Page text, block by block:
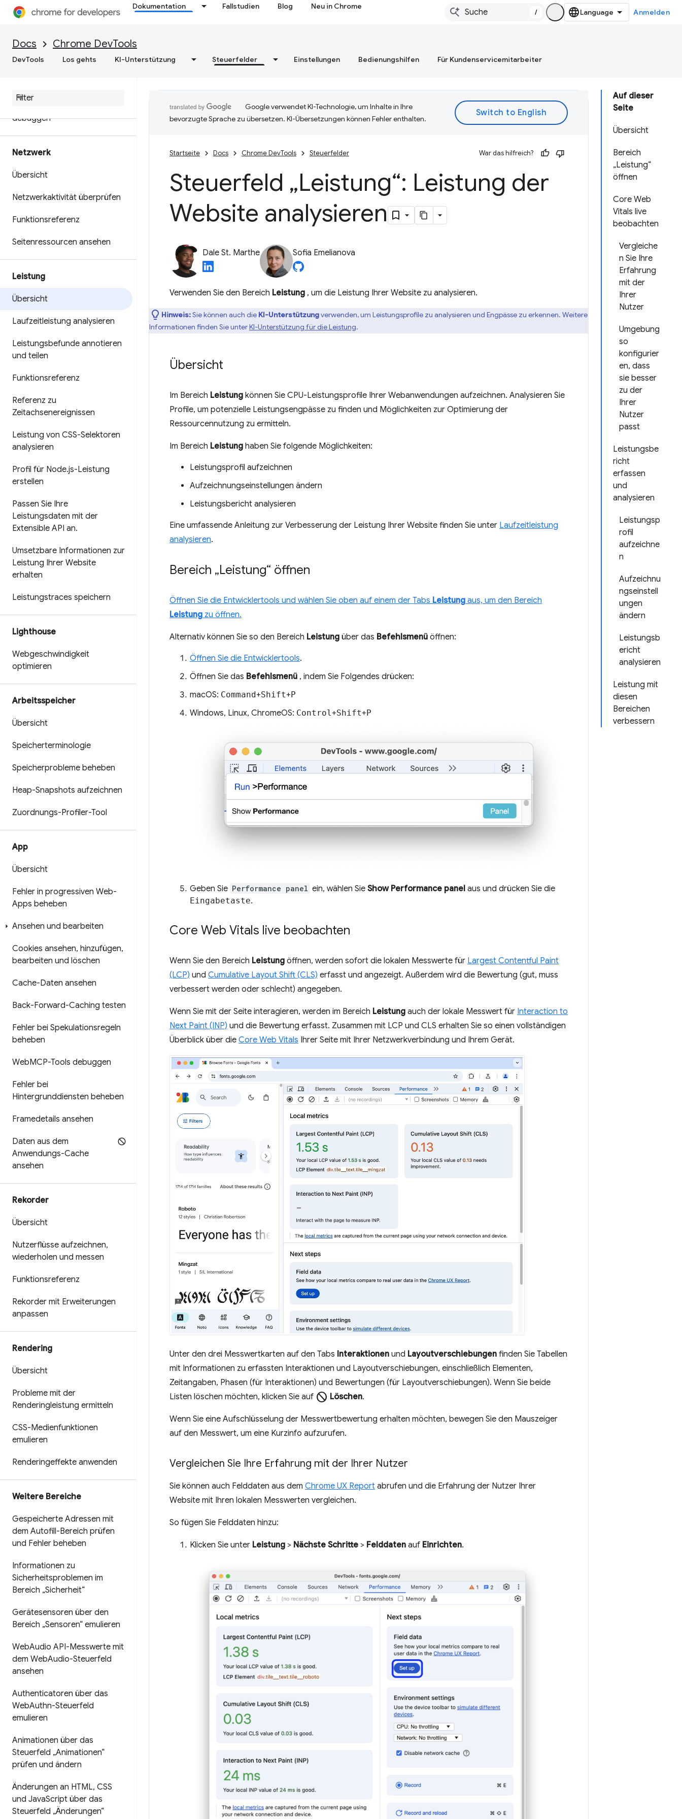
Dokumentation Fallstudien Blog Neu in Chrome
/ Anmelden
Docs Chrome DevTools
DevTools Los gehts KI-Unterstützung Steuerfelder Einstellungen Bedienungshilfen Für Kundenservicemitarbeiter
Antwortheader lokal
überschreiben
debuggen
Netzwerk
Übersicht
Netzwerkaktivität überprüfen
Funktionsreferenz
Seitenressourcen ansehen
Leistung
Übersicht
Laufzeitleistung analysieren
Leistungsbefunde annotieren
und teilen
Funktionsreferenz
Referenz zu
Zeitachsenereignissen
Leistung von CSS-Selektoren
analysieren
Profil für Node.js-Leistung
erstellen
Passen Sie Ihre
Leistungsdaten mit der
Extensible API an.
Umsetzbare Informationen zur
Leistung Ihrer Website
erhalten
Leistungstraces speichern
Lighthouse
Webgeschwindigkeit
optimieren
Arbeitsspeicher
Übersicht
Speicherterminologie
Speicherprobleme beheben
Heap-Snapshots aufzeichnen
Zuordnungs-Profiler-Tool
App
Übersicht
Fehler in progressiven Web-
Apps beheben
Ansehen und bearbeiten
Cookies ansehen, hinzufügen,
bearbeiten und löschen
Cache-Daten ansehen
Back-Forward-Caching testen
Fehler bei Spekulationsregeln
beheben
WebMCP-Tools debuggen
Fehler bei
Hintergrunddiensten beheben
Framedetails ansehen
Daten aus dem
Anwendungs-Cache
ansehen
Rekorder
Übersicht
Nutzerflüsse aufzeichnen,
wiederholen und messen
Funktionsreferenz
Rekorder mit Erweiterungen
anpassen
Rendering
Übersicht
Probleme mit der
Renderingleistung ermitteln
CSS-Medienfunktionen
emulieren
Renderingeffekte anwenden
Weitere Bereiche
Gespeicherte Adressen mit
dem Autofill-Bereich prüfen
und Fehler beheben
Informationen zu
Sicherheitsproblemen im
Bereich „Sicherheit“
Gerätesensoren über den
Bereich „Sensoren“ emulieren
WebAudio API-Messwerte mit
dem WebAudio-Steuerfeld
ansehen
Authenticatoren über das
WebAuthn-Steuerfeld
emulieren
Animationen über das
Steuerfeld „Animationen“
prüfen und ändern
Änderungen an HTML, CSS
und JavaScript über das
Steuerfeld „Änderungen“
Auf dieser
Seite
Übersicht
Bereich
„Leistung“
öffnen
Core Web
Vitals live
beobachten
Vergleiche
n Sie Ihre
Erfahrung
mit der
Ihrer
Nutzer
Umgebung
so
konfigurier
en, dass
sie besser
zu der
Ihrer
Nutzer
passt
Leistungsbe
richt
erfassen
und
analysieren
Leistungsp
rofil
aufzeichne
n
Aufzeichnu
ngseinstell
ungen
ändern
Leistungsb
ericht
analysieren
Leistung mit
diesen
Bereichen
verbessern
Google verwendet KI-Technologie, um Inhalte in Ihre
bevorzugte Sprache zu übersetzen. KI-Übersetzungen können Fehler enthalten.
Startseite Docs Chrome DevTools Steuerfelder War das hilfreich?
Steuerfeld „Leistung“: Leistung der
Website analysieren
Dale St. Marthe Sofia Emelianova
Verwenden Sie den Bereich Leistung , um die Leistung Ihrer Website zu analysieren.
Hinweis:Sie können auch die KI-Unterstützungverwenden, um Leistungsprofile zu analysieren und Engpässe zu erkennen. Weitere
Informationen finden Sie unterKI-Unterstützung für die Leistung.
Übersicht
Im Bereich Leistung können Sie CPU-Leistungsprofile Ihrer Webanwendungen aufzeichnen. Analysieren Sie
Profile, um potenzielle Leistungsengpässe zu finden und Möglichkeiten zur Optimierung der
Ressourcennutzung zu ermitteln.
Im Bereich Leistung haben Sie folgende Möglichkeiten:
Leistungsprofil aufzeichnen
Aufzeichnungseinstellungen ändern
Leistungsbericht analysieren
Eine umfassende Anleitung zur Verbesserung der Leistung Ihrer Website finden Sie unter Laufzeitleistung
analysieren.
Bereich „Leistung“ öffnen
Öffnen Sie die Entwicklertools und wählen Sie oben auf einem der Tabs Leistung aus, um den Bereich
Leistung zu öffnen.
Alternativ können Sie so den Bereich Leistung über das Befehlsmenü öffnen:
Öffnen Sie die Entwicklertools.
Öffnen Sie das Befehlsmenü , indem Sie Folgendes drücken:
macOS: Command+Shift+P
Windows, Linux, ChromeOS: Control+Shift+P
Geben Sie Performance panel ein, wählen Sie Show Performance panel aus und drücken Sie die
Eingabetaste.
Core Web Vitals live beobachten
Wenn Sie den Bereich Leistung öffnen, werden sofort die lokalen Messwerte für Largest Contentful Paint
(LCP) und Cumulative Layout Shift (CLS) erfasst und angezeigt. Außerdem wird die Bewertung (gut, muss
verbessert werden oder schlecht) angegeben.
Wenn Sie mit der Seite interagieren, werden im Bereich Leistung auch der lokale Messwert für Interaction to
Next Paint (INP) und die Bewertung erfasst. Zusammen mit LCP und CLS erhalten Sie so einen vollständigen
Überblick über die Core Web Vitals Ihrer Seite mit Ihrer Netzwerkverbindung und Ihrem Gerät.
Unter den drei Messwertkarten auf den Tabs Interaktionen und Layoutverschiebungen finden Sie Tabellen
mit Informationen zu erfassten Interaktionen und Layoutverschiebungen, einschließlich Elementen,
Zeitangaben, Phasen (für Interaktionen) und Bewertungen (für Layoutverschiebungen). Wenn Sie beide
Listen löschen möchten, klicken Sie auf block Löschen.
Wenn Sie eine Aufschlüsselung der Messwertbewertung erhalten möchten, bewegen Sie den Mauszeiger
auf den Messwert, um eine Kurzinfo aufzurufen.
Vergleichen Sie Ihre Erfahrung mit der Ihrer Nutzer
Sie können auch Felddaten aus dem Chrome UX Report abrufen und die Erfahrung der Nutzer Ihrer
Website mit Ihren lokalen Messwerten vergleichen.
So fügen Sie Felddaten hinzu:
Klicken Sie unter Leistung > Nächste Schritte > Felddaten auf Einrichten.